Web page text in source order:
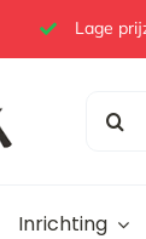
Lage
Search
Inrichting